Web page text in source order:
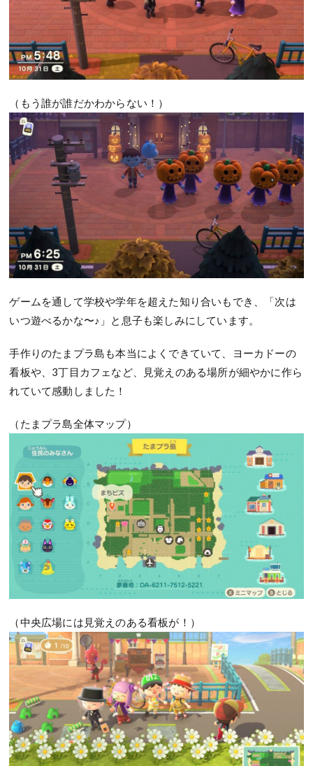
（もう誰が誰だかわからない！）
ゲームを通して学校や学年を超えた知り合いもでき、「次は
いつ遊べるかな〜♪」と息子も楽しみにしています。
手作りのたまプラ島も本当によくできていて、ヨーカドーの
看板や、3丁目カフェなど、見覚えのある場所が細やかに作ら
れていて感動しました！
（たまプラ島全体マップ）
（中央広場には見覚えのある看板が！）